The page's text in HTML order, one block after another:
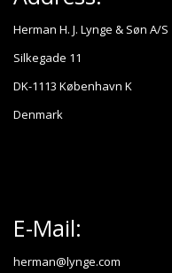
Herman H. J. Lynge & Søn A/S
Silkegade 11
DK-1113 København K
Denmark
E-Mail:
herman@lynge.com